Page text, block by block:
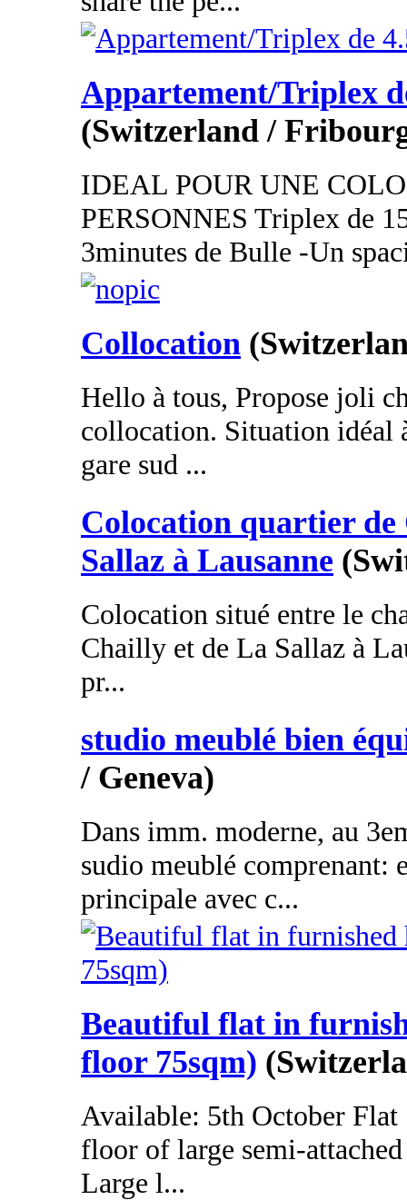
Appartement/Triplex
(Switzerland /
IDEAL POUR UNE
PERSONNES Triplex de
3minutes de Bulle -Un
Collocation
Hello à tous, Propose joli
collocation. Situation idéal
gare sud ...
Colocation quartier
Sallaz à Lausanne
Colocation situé entre le
Chailly et de La Sallaz à
pr...
studio meublé bien
/ Geneva)
Dans imm. moderne, au
sudio meublé comprenant:
principale avec c...
Beautiful flat in
floor 75sqm)
Available: 5th October
floor of large semi-
Large l...